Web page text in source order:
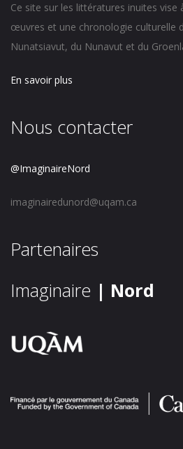
Ce site sur les littératures inuites vise
œuvres et une chronologie culturelle
Nunatsiavut, du Nunavut et du
En savoir plus
Nous contacter
@ImaginaireNord
imaginairedunord@uqam.ca
Partenaires
Imaginaire | Nord